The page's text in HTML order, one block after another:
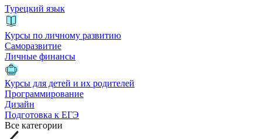
Турецкий язык
Курсы по личному развитию
Саморазвитие
Личные финансы
Курсы для детей и их родителей
Программирование
Дизайн
Подготовка к ЕГЭ
Все категории